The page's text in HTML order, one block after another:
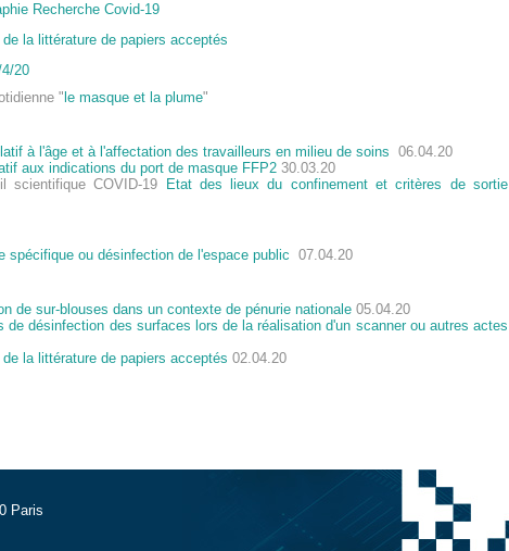
Recherche Covid-19
de la littérature de papiers acceptés
20
" le masque et la plume"
à l'âge et à l'affectation des travailleurs en milieu de soins 06.04.20
aux indications du port de masque FFP2 30.03.20
scientifique COVID-19
Etat des lieux du confinement et critères de sortie
spécifique ou désinfection de l'espace public 07.04.20
de sur-blouses dans un contexte de pénurie nationale 05.04.20
de désinfection des surfaces lors de la réalisation d'un scanner ou autres actes
de la littérature de papiers acceptés 02.04.20
Paris